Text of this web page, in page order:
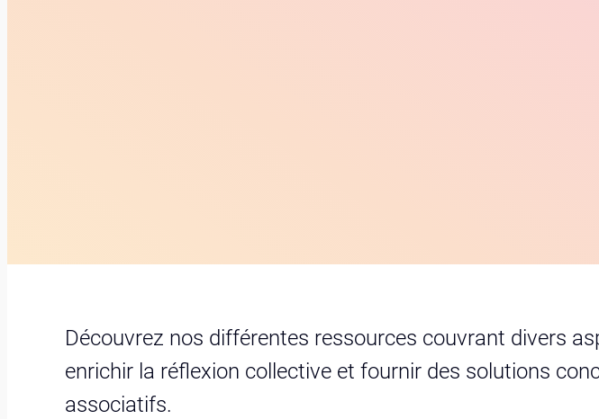
Découvrez nos différentes ressources couvrant divers
enrichir la réflexion collective et fournir des solutions
associatifs.